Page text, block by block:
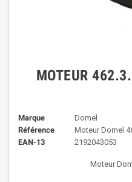
MOTEUR
Marque
Domel
Référence
Moteur Domel
EAN-13
2192043053
Moteur